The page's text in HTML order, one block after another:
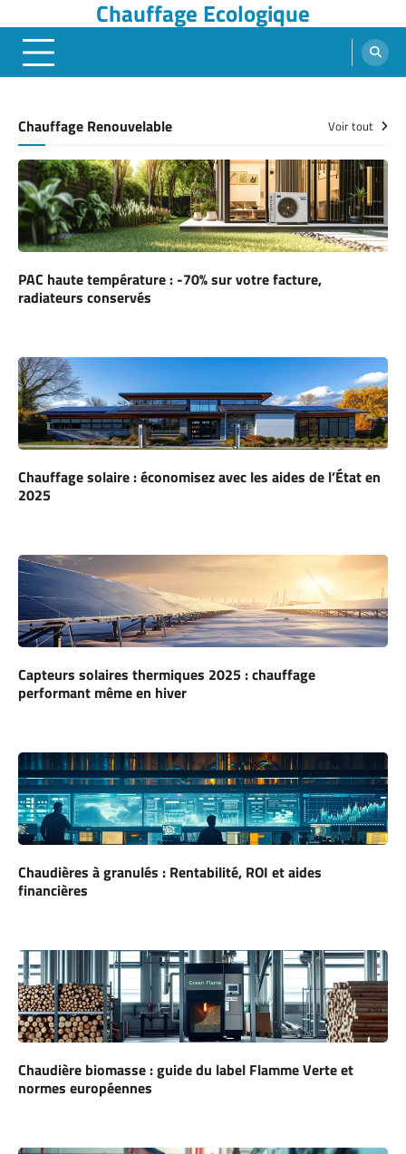
to
content
Chauffage Ecologique
Chauffage Renouvelable Voir tout
PAC haute température : -70% sur votre facture,
radiateurs conservés
Chauffage solaire : économisez avec les aides de l’État en
2025
Capteurs solaires thermiques 2025 : chauffage
performant même en hiver
Chaudières à granulés : Rentabilité, ROI et aides
financières
Chaudière biomasse : guide du label Flamme Verte et
normes européennes